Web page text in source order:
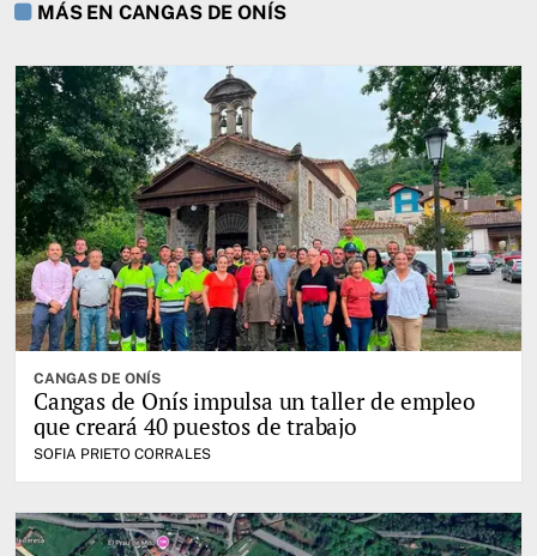
MÁS EN CANGAS DE ONÍS
CANGAS DE ONÍS
Cangas de Onís impulsa un taller de empleo
que creará 40 puestos de trabajo
SOFIA PRIETO CORRALES